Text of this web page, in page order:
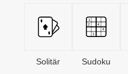
Solitär Sudoku